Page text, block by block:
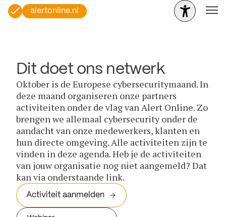
alertonline.nl
Dit doet ons netwerk
Oktober is de Europese cybersecuritymaand. In
deze maand organiseren onze partners
activiteiten onder de vlag van Alert Online. Zo
brengen we allemaal cybersecurity onder de
aandacht van onze medewerkers, klanten en
hun directe omgeving. Alle activiteiten zijn te
vinden in deze agenda. Heb je de activiteiten
van jouw organisatie nog niet aangemeld? Dat
kan via onderstaande link.
Activiteit aanmelden